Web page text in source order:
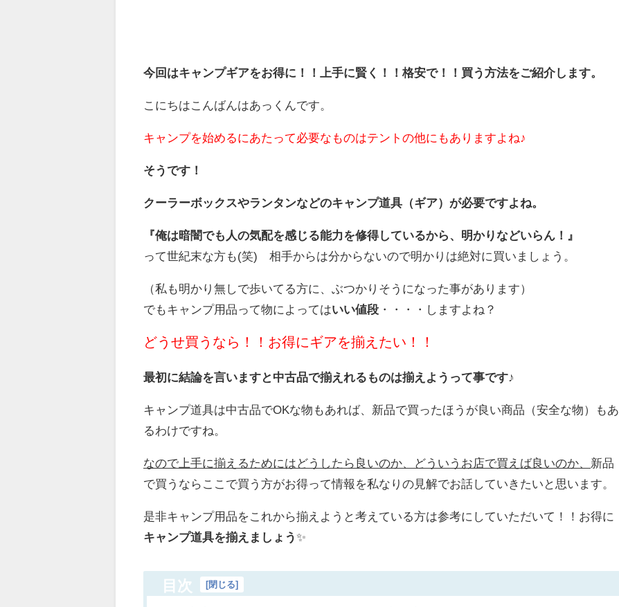
今回はキャンプギアをお得に！！上手に賢く！！格安で！！買う方法をご紹介します。
こにちはこんばんはあっくんです。
キャンプを始めるにあたって必要なものはテントの他にもありますよね♪
そうです！
クーラーボックスやランタンなどのキャンプ道具（ギア）が必要ですよね。
『俺は暗闇でも人の気配を感じる能力を修得しているから、明かりなどいらん！』
って世紀末な方も(笑) 相手からは分からないので明かりは絶対に買いましょう。
（私も明かり無しで歩いてる方に、ぶつかりそうになった事があります）
でもキャンプ用品って物によってはいい値段 ・・・・しますよね？
どうせ買うなら！！お得にギアを揃えたい！！
最初に結論を言いますと中古品で揃えれるものは揃えようって事です ♪
キャンプ道具は中古品でOKな物もあれば、新品で買ったほうが良い商品（安全な物）もあ
るわけですね。
なので上手に揃えるためにはどうしたら良いのか、どういうお店で買えば良いのか、 新品
で買うならここで買う方がお得って情報を私なりの見解でお話していきたいと思います。
是非キャンプ用品をこれから揃えようと考えている方は参考にしていただいて！！お得に
キャンプ道具を揃えましょう ✨
目次 [閉じる]